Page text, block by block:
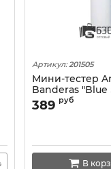
Артикул: 201505
Мини-тестер
Banderas
ml (в тубе)
389 руб
В